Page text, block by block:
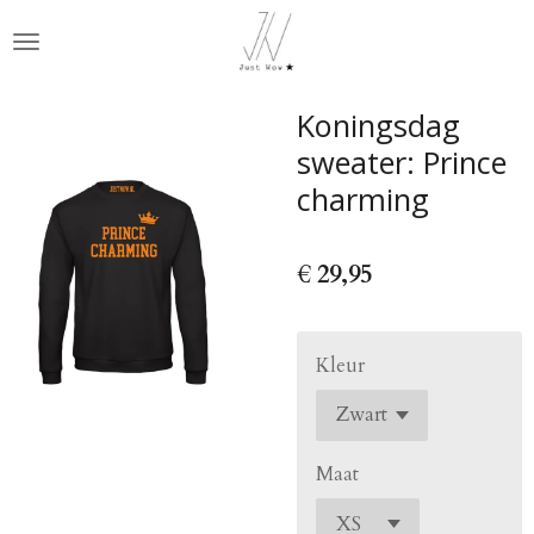
direct
Koningsdag
sweater: Prince
charming
€ 29,95
Kleur
Maat